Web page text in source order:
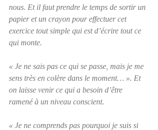
nous. Et il faut prendre le temps de sortir un
papier et un crayon pour effectuer cet
exercice tout simple qui est d’écrire tout ce
qui monte.
« Je ne sais pas ce qui se passe, mais je me
sens très en colère dans le moment… ». Et
on laisse venir ce qui a besoin d’être
ramené à un niveau conscient.
« Je ne comprends pas pourquoi je suis si